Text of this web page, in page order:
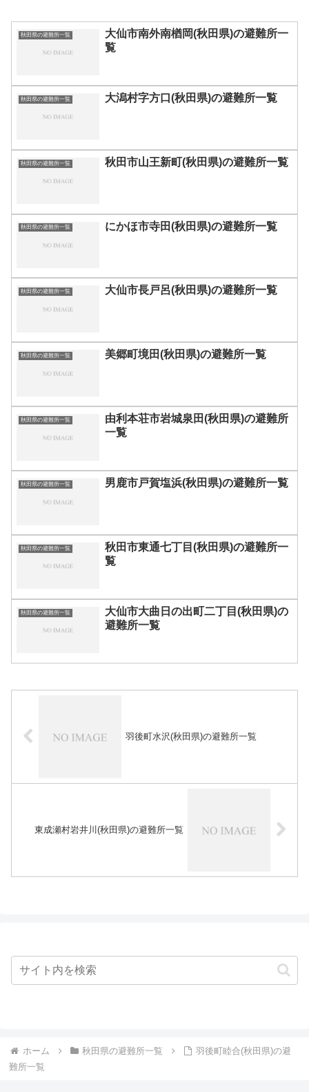
秋田県の避難所一覧
大仙市南外南楢岡(秋田県)の避難所一
覧
秋田県の避難所一覧 大潟村字方口(秋田県)の避難所一覧
秋田県の避難所一覧 秋田市山王新町(秋田県)の避難所一覧
秋田県の避難所一覧 にかほ市寺田(秋田県)の避難所一覧
秋田県の避難所一覧 大仙市長戸呂(秋田県)の避難所一覧
秋田県の避難所一覧 美郷町境田(秋田県)の避難所一覧
秋田県の避難所一覧
由利本荘市岩城泉田(秋田県)の避難所
一覧
秋田県の避難所一覧 男鹿市戸賀塩浜(秋田県)の避難所一覧
秋田県の避難所一覧
秋田市東通七丁目(秋田県)の避難所一
覧
秋田県の避難所一覧
大仙市大曲日の出町二丁目(秋田県)の
避難所一覧
羽後町水沢(秋田県)の避難所一覧
東成瀬村岩井川(秋田県)の避難所一覧
ホーム 秋田県の避難所一覧
羽後町睦合(秋田県)の避
難所一覧